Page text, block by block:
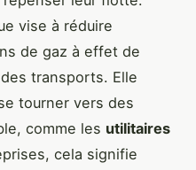
vise à réduire
de gaz à effet de
transports. Elle
tourner vers des
comme les utilitaires
cela signifie